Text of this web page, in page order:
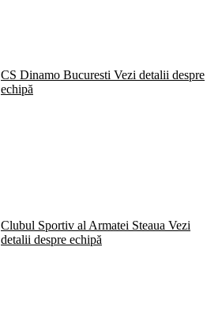
CS Dinamo Bucuresti Vezi detalii despre
echipă
Clubul Sportiv al Armatei Steaua Vezi
detalii despre echipă